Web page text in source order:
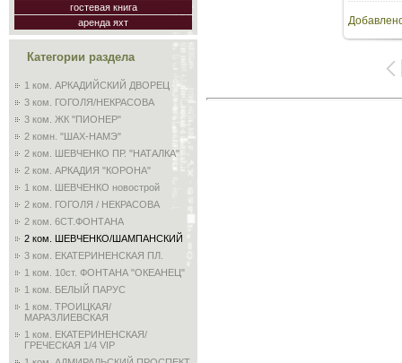
гостевая книга
аренда яхт
Категории раздела
1 ком. АРКАДИЙСКИЙ ДВОРЕЦ
3 ком. ГОГОЛЯ/НЕКРАСОВА
3 ком. ЖК "ПИОНЕР"
2 комн. "ШАХ-НАМЭ"
2 ком. ШЕВЧЕНКО ПР. "НАТАЛКА"
2 ком. АРКАДИЯ "КОРОНА"
1 ком. ШЕВЧЕНКО новострой
2 ком. ГОГОЛЯ / НЕКРАСОВА
2 ком. 6СТ.ФОНТАНА
2 ком. ШЕВЧЕНКО/ШАМПАНСКИЙ
3 ком. ЕКАТЕРИНЕНСКАЯ ПЛ.
1 ком. 10ст. ФОНТАНА "ОКЕАНЕЦ"
1 ком. БЕЛЫЙ ПАРУС
1 ком. ТРОИЦКАЯ/
МАРАЗЛИЕВСКАЯ
1 ком. ЕКАТЕРИНЕНСКАЯ/
ГРЕЧЕСКАЯ 1/4 VIP